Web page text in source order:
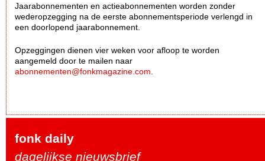
Jaarabonnementen en actieabonnementen worden zonder
wederopzegging na de eerste abonnementsperiode verlengd in
een doorlopend jaarabonnement.
Opzeggingen dienen vier weken voor afloop te worden
aangemeld door te mailen naar
abonnementen@fonkmagazine.com
fonk daily
dagelijkse nieuwsbrief